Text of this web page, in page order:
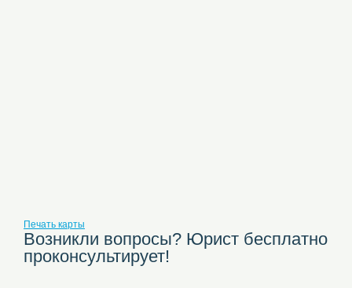
Печать карты
Возникли вопросы? Юрист бесплатно
проконсультирует!